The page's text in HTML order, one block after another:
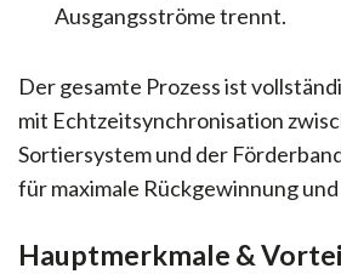
Ausgangsströme trennt.
Der gesamte Prozess ist
mit Echtzeitsynchronisation
Sortiersystem und der
für maximale Rückgewinnung
Hauptmerkmale &